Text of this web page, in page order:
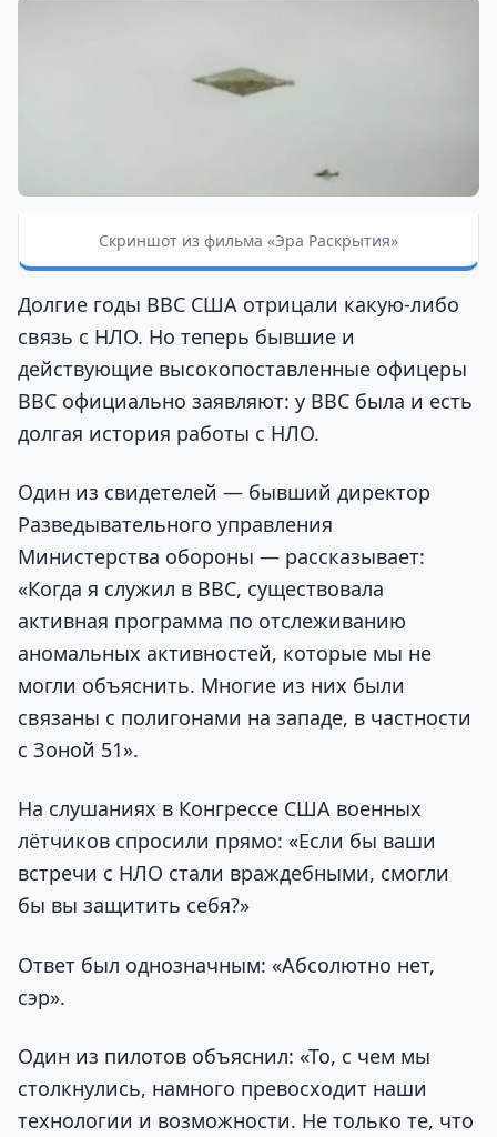
Скриншот из фильма «Эра Раскрытия»
Долгие годы ВВС США отрицали какую-либо
связь с НЛО. Но теперь бывшие и
действующие высокопоставленные офицеры
ВВС официально заявляют: у ВВС была и есть
долгая история работы с НЛО.
Один из свидетелей — бывший директор
Разведывательного управления
Министерства обороны — рассказывает:
«Когда я служил в ВВС, существовала
активная программа по отслеживанию
аномальных активностей, которые мы не
могли объяснить. Многие из них были
связаны с полигонами на западе, в частности
с Зоной 51».
На слушаниях в Конгрессе США военных
лётчиков спросили прямо: «Если бы ваши
встречи с НЛО стали враждебными, смогли
бы вы защитить себя?»
Ответ был однозначным: «Абсолютно нет,
сэр».
Один из пилотов объяснил: «То, с чем мы
столкнулись, намного превосходит наши
технологии и возможности. Не только те, что